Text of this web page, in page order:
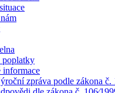
poplatky
informace
zpráva podle zákona č.